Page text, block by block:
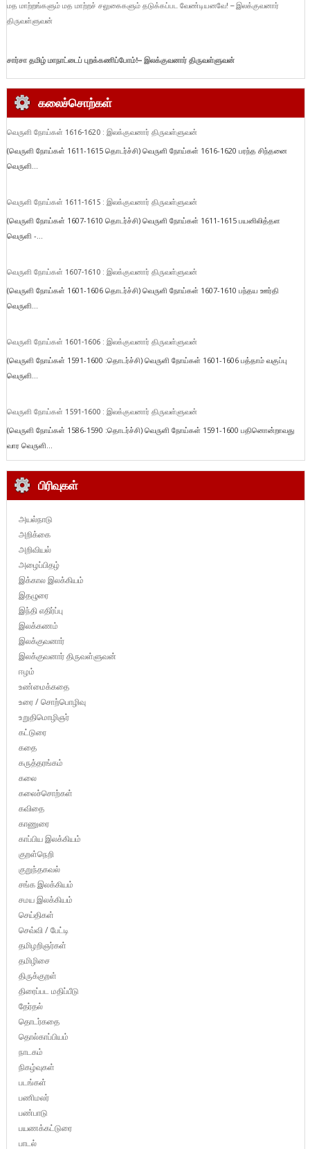
மத மாற்றங்களும் மத மாற்றச் சலுகைகளும் தடுக்கப்பட வேண்டியனவே! – இலக்குவனார்
திருவள்ளுவன்
சார்சா தமிழ் மாநாட்டைப் புறக்கணிப்போம்!– இலக்குவனார் திருவள்ளுவன்
கலைச்சொற்கள்
வெருளி நோய்கள் 1616-1620 : இலக்குவனார் திருவள்ளுவன்
(வெருளி நோய்கள் 1611-1615 தொடர்ச்சி) வெருளி நோய்கள் 1616-1620 பரந்த சிந்தனை
வெருளி...
வெருளி நோய்கள் 1611-1615 : இலக்குவனார் திருவள்ளுவன்
(வெருளி நோய்கள் 1607-1610 தொடர்ச்சி) வெருளி நோய்கள் 1611-1615 பயனிலித்தள
வெருளி -...
வெருளி நோய்கள் 1607-1610 : இலக்குவனார் திருவள்ளுவன்
(வெருளி நோய்கள் 1601-1606 தொடர்ச்சி) வெருளி நோய்கள் 1607-1610 பந்தய ஊர்தி
வெருளி...
வெருளி நோய்கள் 1601-1606 : இலக்குவனார் திருவள்ளுவன்
(வெருளி நோய்கள் 1591-1600 :தொடர்ச்சி) வெருளி நோய்கள் 1601-1606 பத்தாம் வகுப்பு
வெருளி...
வெருளி நோய்கள் 1591-1600 : இலக்குவனார் திருவள்ளுவன்
(வெருளி நோய்கள் 1586-1590 :தொடர்ச்சி) வெருளி நோய்கள் 1591-1600 பதினொன்றாவது
வார வெருளி...
பிரிவுகள்
அயல்நாடு
அறிக்கை
அறிவியல்
அழைப்பிதழ்
இக்கால இலக்கியம்
இதழுரை
இந்தி எதிர்ப்பு
இலக்கணம்
இலக்குவனார்
இலக்குவனார் திருவள்ளுவன்
ஈழம்
உண்மைக்கதை
உரை / சொற்பொழிவு
உறுதிமொழிஞர்
கட்டுரை
கதை
கருத்தரங்கம்
கலை
கலைச்சொற்கள்
கவிதை
காணுரை
காப்பிய இலக்கியம்
குறள்நெறி
குறுந்தகவல்
சங்க இலக்கியம்
சமய இலக்கியம்
செய்திகள்
செவ்வி / பேட்டி
தமிழறிஞர்கள்
தமிழிசை
திருக்குறள்
திரைப்பட மதிப்பீடு
தேர்தல்
தொடர்கதை
தொல்காப்பியம்
நாடகம்
நிகழ்வுகள்
படங்கள்
பணிமலர்
பண்பாடு
பயணக்கட்டுரை
பாடல்